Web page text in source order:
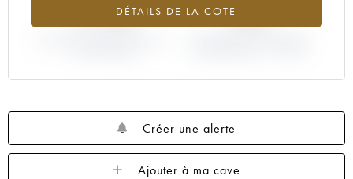
DÉTAILS DE LA COTE
-9.78% -50%
Créer une alerte
Ajouter à ma cave